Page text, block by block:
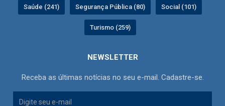
Saúde (241) Segurança Pública (80) Social (101)
Turismo (259)
NEWSLETTER
Receba as últimas notícias no seu e-mail. Cadastre-se.